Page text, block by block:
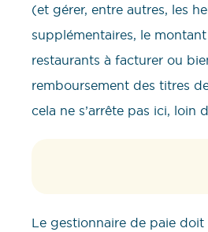
(et gérer, entre autres, les
supplémentaires, le
restaurants à facturer ou
remboursement des titres
cela ne s’arrête pas ici, loin
Le gestionnaire de paie doit